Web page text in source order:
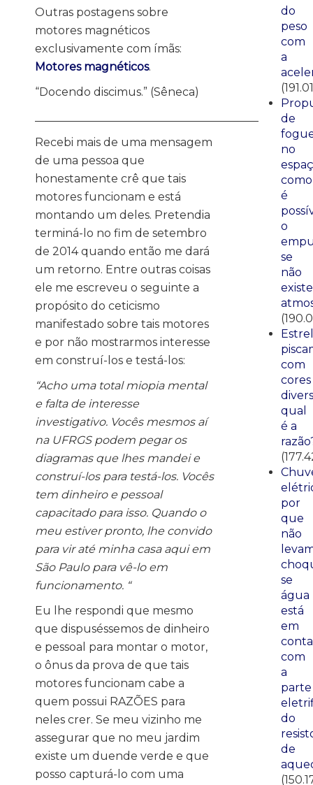
Outras postagens sobre
motores magnéticos
exclusivamente com ímãs:
Motores magnéticos.
“Docendo discimus.” (Sêneca)
Recebi mais de uma mensagem
de uma pessoa que
honestamente crê que tais
motores funcionam e está
montando um deles. Pretendia
terminá-lo no fim de setembro
de 2014 quando então me dará
um retorno. Entre outras coisas
ele me escreveu o seguinte a
propósito do ceticismo
manifestado sobre tais motores
e por não mostrarmos interesse
em construí-los e testá-los:
“Acho uma total miopia mental
e falta de interesse
investigativo. Vocês mesmos aí
na UFRGS podem pegar os
diagramas que lhes mandei e
construí-los para testá-los. Vocês
tem dinheiro e pessoal
capacitado para isso. Quando o
meu estiver pronto, lhe convido
para vir até minha casa aqui em
São Paulo para vê-lo em
funcionamento. “
Eu lhe respondi que mesmo
que dispuséssemos de dinheiro
e pessoal para montar o motor,
o ônus da prova de que tais
motores funcionam cabe a
quem possui RAZÕES para
neles crer. Se meu vizinho me
assegurar que no meu jardim
existe um duende verde e que
posso capturá-lo com uma
do
peso
com
a
de
no
como
é
o
se
não
existe
com
cores
qual
é a
por
que
não
se
água
está
em
com
a
parte
do
de